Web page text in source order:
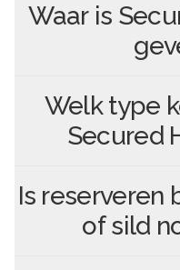
Waar is
Welk type
Secured
Is reserveren
of sild